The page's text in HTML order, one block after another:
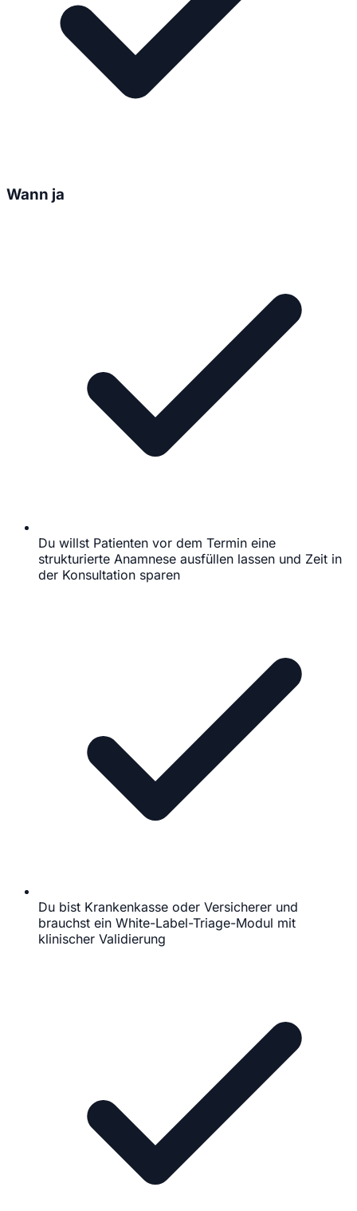
Wann ja
Du willst Patienten vor dem Termin eine
strukturierte Anamnese ausfüllen lassen und Zeit in
der Konsultation sparen
Du bist Krankenkasse oder Versicherer und
brauchst ein White-Label-Triage-Modul mit
klinischer Validierung